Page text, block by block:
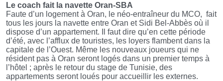
Le coach fait la navette Oran-SBA
Faute d’un logement à Oran, le néo-entraîneur du MCO, fait
tous les jours la navette entre Oran et Sidi Bel-Abbès où il
dispose d’un appartement. Il faut dire qu’en cette période
d’été, avec l’afflux de touristes, les loyers flambent dans la
capitale de l’Ouest. Même les nouveaux joueurs qui ne
résident pas à Oran seront logés dans un premier temps à
l’hôtel ; après le retour du stage de Tunisie, des
appartements seront loués pour accueillir les externes.